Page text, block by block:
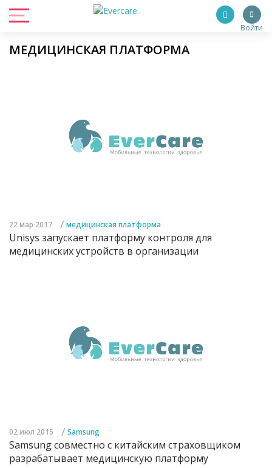
Войти
МЕДИЦИНСКАЯ ПЛАТФОРМА
22 мар 2017 / медицинская платформа
Unisys запускает платформу контроля для
медицинских устройств в организации
02 июл 2015 / Samsung
Samsung совместно с китайским страховщиком
разрабатывает медицинскую платформу